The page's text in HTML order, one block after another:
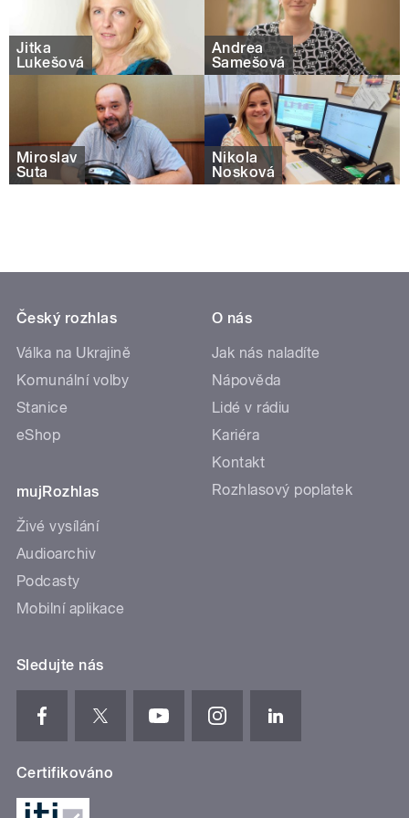
Jitka
Lukešová
Andrea
Samešová
Miroslav
Šuta
Nikola
Nosková
Český rozhlas
Válka na Ukrajině
Komunální volby
Stanice
eShop
mujRozhlas
Živé vysílání
Audioarchiv
Podcasty
Mobilní aplikace
O nás
Jak nás naladíte
Nápověda
Lidé v rádiu
Kariéra
Kontakt
Rozhlasový poplatek
Sledujte nás
Certifikováno